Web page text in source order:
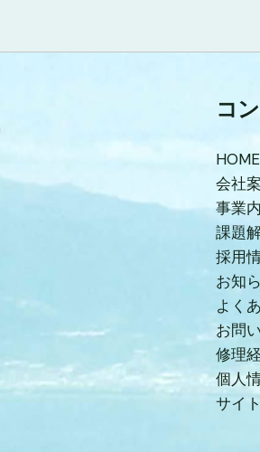
コ
HOME
会社
事業
課題
採用
お知
よく
お問
修理
個人
サイ